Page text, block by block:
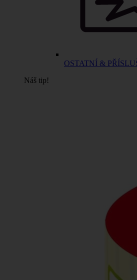
OSTATNÍ &
Náš tip!